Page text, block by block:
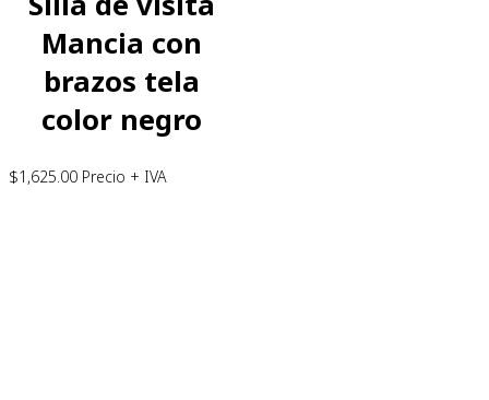
Mancia con
brazos tela
color negro
$1,625.00 Precio + IVA